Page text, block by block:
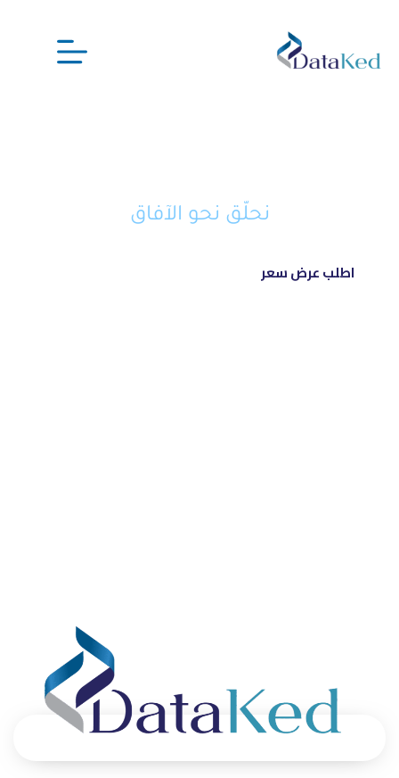
نحلّق نحو الآفاق
اطلب عرض سعر